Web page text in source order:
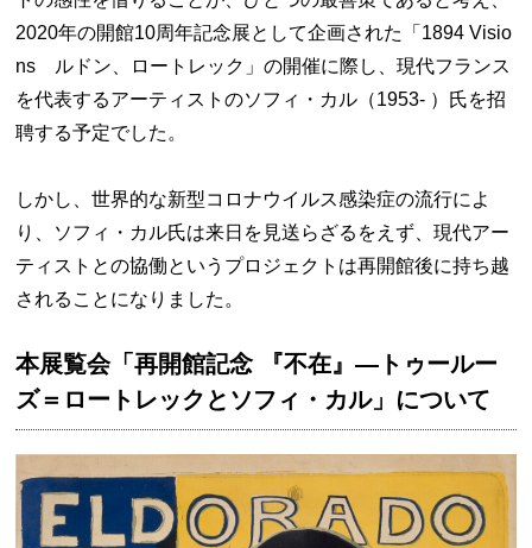
2020年の開館10周年記念展として企画された「1894 Visio
ns ルドン、ロートレック」の開催に際し、現代フランス
を代表するアーティストのソフィ・カル（1953- ）氏を招
聘する予定でした。
しかし、世界的な新型コロナウイルス感染症の流行によ
り、ソフィ・カル氏は来日を見送らざるをえず、現代アー
ティストとの協働というプロジェクトは再開館後に持ち越
されることになりました。
本展覧会「再開館記念 『不在』—トゥールー
ズ＝ロートレックとソフィ・カル」について